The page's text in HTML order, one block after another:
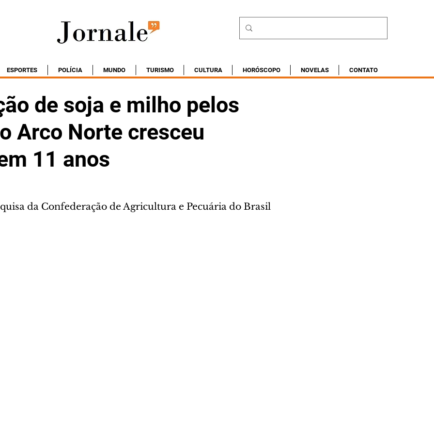
ESPORTES POLÍCIA MUNDO TURISMO CULTURA HORÓSCOPO NOVELAS CONTATO
de soja e milho pelos
Arco Norte cresceu
11 anos
da Confederação de Agricultura e Pecuária do Brasil